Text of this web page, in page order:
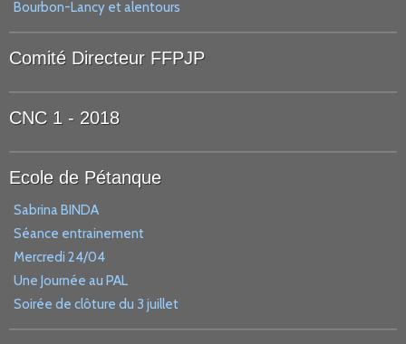
Bourbon-Lancy et alentours
Comité Directeur FFPJP
CNC 1 - 2018
Ecole de Pétanque
Sabrina BINDA
Séance entrainement
Mercredi 24/04
Une Journée au PAL
Soirée de clôture du 3 juillet